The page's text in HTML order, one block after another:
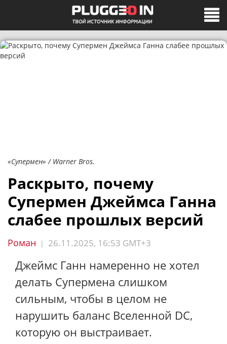
«Супермен» / Warner Bros.
Раскрыто, почему
Супермен Джеймса Ганна
слабее прошлых версий
Роман | 26.11.2025, 16:53 GMT+3
Джеймс Ганн намеренно не хотел
делать Супермена слишком
сильным, чтобы в целом не
нарушить баланс Вселенной DC,
которую он выстраивает.